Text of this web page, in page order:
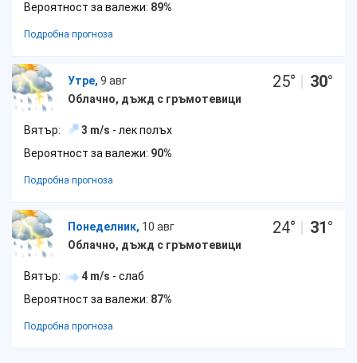
Вероятност за валежи: 89%
Подробна прогноза
Утре, 9 авг
Облачно, дъжд с гръмотевици
25° | 30°
Вятър: 3 m/s - лек полъх
Вероятност за валежи: 90%
Подробна прогноза
Понеделник, 10 авг
Облачно, дъжд с гръмотевици
24° | 31°
Вятър: 4 m/s - слаб
Вероятност за валежи: 87%
Подробна прогноза